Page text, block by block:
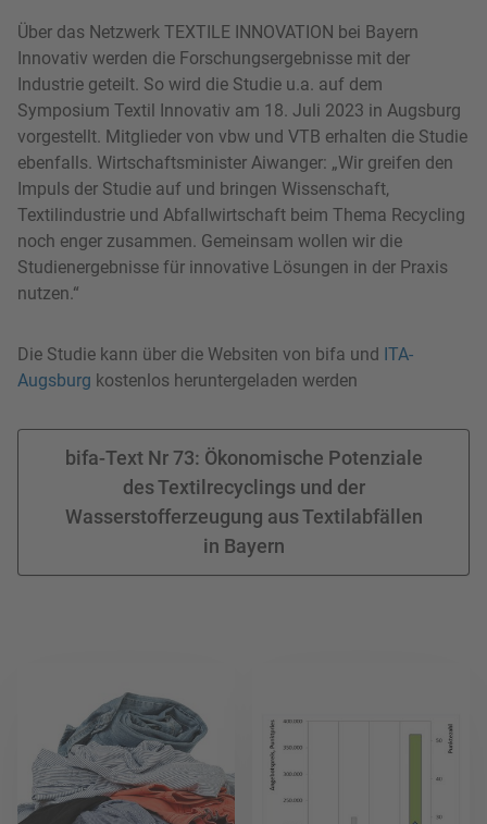
Über das Netzwerk TEXTILE INNOVATION bei Bayern
Innovativ werden die Forschungsergebnisse mit der
Industrie geteilt. So wird die Studie u.a. auf dem
Symposium Textil Innovativ am 18. Juli 2023 in Augsburg
vorgestellt. Mitglieder von vbw und VTB erhalten die Studie
ebenfalls. Wirtschaftsminister Aiwanger: „Wir greifen den
Impuls der Studie auf und bringen Wissenschaft,
Textilindustrie und Abfallwirtschaft beim Thema Recycling
Studienergebnisse für innovative Lösungen in der Praxis
bifa-Text Nr 73: Ökonomische Potenziale
des Textilrecyclings und der
Wasserstofferzeugung aus Textilabfällen
in Bayern